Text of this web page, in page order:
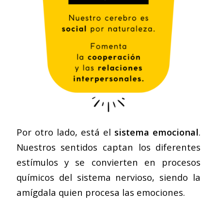
Por otro lado, está el sistema emocional.
Nuestros sentidos captan los diferentes
estímulos y se convierten en procesos
químicos del sistema nervioso, siendo la
amígdala quien procesa las emociones.